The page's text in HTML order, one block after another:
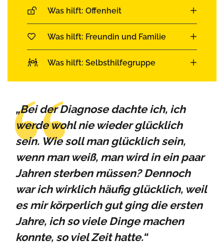
Was hilft: Offenheit
Was hilft: Freundin und Familie
Was hilft: Selbsthilfegruppe
„Bei der Diagnose dachte ich, ich
werde wohl nie wieder glücklich
sein. Wie soll man glücklich sein,
wenn man weiß, man wird in ein paar
Jahren sterben müssen? Dennoch
war ich wirklich häufig glücklich, weil
es mir körperlich gut ging die ersten
Jahre, ich so viele Dinge machen
konnte, so viel Zeit hatte.“